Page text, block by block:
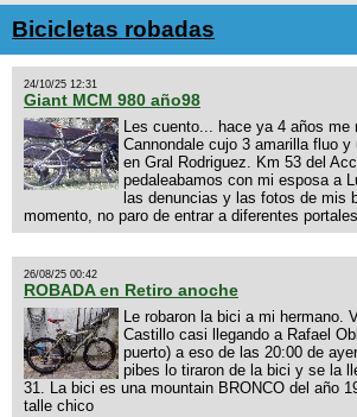
Bicicletas robadas
24/10/25 12:31
Giant MCM 980 año98
Les cuento... hace ya 4 años me
Cannondale cujo 3 amarilla fluo
en Gral Rodriguez. Km 53 del
pedaleabamos con mi esposa a
las denuncias y las fotos de mis
momento, no paro de entrar a diferentes
26/08/25 00:42
ROBADA en Retiro anoche
Le robaron la bici a mi hermano.
Castillo casi llegando a Rafael
puerto) a eso de las 20:00 de
pibes lo tiraron de la bici y se la
31. La bici es una mountain BRONCO del año
talle chico